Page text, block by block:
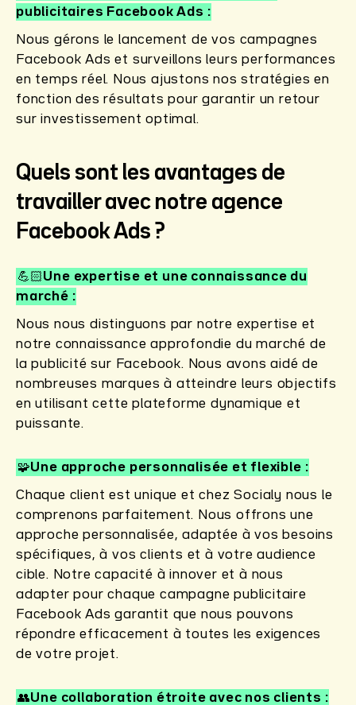
publicitaires Facebook Ads
Nous gérons le lancement de vos campagnes
Facebook Ads et surveillons leurs performances
en temps réel. Nous ajustons nos stratégies en
fonction des résultats pour garantir un retour
sur investissement optimal.
Quels sont les avantages de
travailler avec notre agence
Facebook Ads ?
💪🏻Une expertise et une connaissance du
marché
Nous nous distinguons par notre expertise et
notre connaissance approfondie du marché de
la publicité sur Facebook. Nous avons aidé de
nombreuses marques à atteindre leurs objectifs
en utilisant cette plateforme dynamique et
puissante.
🧩Une approche personnalisée et flexible
Chaque client est unique et chez Socialy nous le
comprenons parfaitement. Nous offrons une
approche personnalisée, adaptée à vos besoins
spécifiques, à vos clients et à votre audience
cible. Notre capacité à innover et à nous
adapter pour chaque campagne publicitaire
Facebook Ads garantit que nous pouvons
répondre efficacement à toutes les exigences
de votre projet.
👥Une collaboration étroite avec nos clients